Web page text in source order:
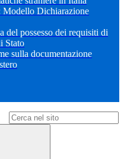
Dichiarazione
del possesso dei requisiti di
Stato
sulla documentazione